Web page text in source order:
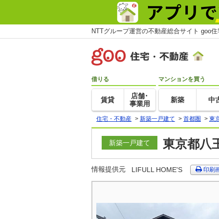
NTTグループ運営の不動産総合サイト goo
借りる
賃貸
店舗･
事業用
マンションを買う
新築 中
住宅・不動産 > 新築一戸建て > 首都圏 > 東
新築一戸建て 東京都八
情報提供元 LIFULL HOME'S 印刷